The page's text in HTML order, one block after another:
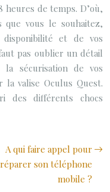
heures de temps. D’où,
que vous le souhaitez,
et de vos
pas oublier un détail
sécurisation de vos
valise Oculus Quest.
des différents chocs
A qui faire appel pour
réparer son téléphone
mobile ?